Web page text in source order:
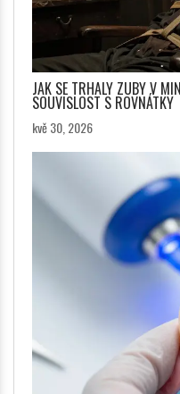
JAK SE TRHALY ZUBY V
SOUVISLOST S ROVNÁTKY
kvě 30, 2026